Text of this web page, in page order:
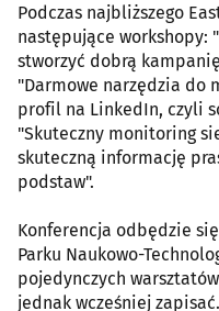
Podczas najbliższego
następujące workshopy:
stworzyć dobrą
"Darmowe narzędzia do
profil na LinkedIn, czyli
"Skuteczny monitoring
skuteczną informację
podstaw".
Konferencja odbędzie
Parku Naukowo-
pojedynczych
jednak wcześniej zapisać.